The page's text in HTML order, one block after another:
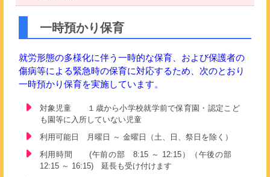
一時預かり保育
就労形態の多様化に伴う一時的な保育、および保護者の
傷病等による緊急時の保育に対応するため、次のとおり
一時預かり保育を実施しています。
対象児童 １歳から小学校就学前で保育園・認定こど
も園等に入所していない児童
利用可能日 月曜日 ～ 金曜日（土、日、祭日を除く）
利用時間 (午前の部 8:15 ～ 12:15）（午後の部
12:15 ～ 16:15) 延長も受け付けます